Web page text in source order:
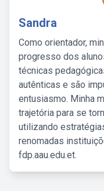
Sandra
Como orientador,
progresso dos
técnicas
autênticas e são
entusiasmo. Minha
trajetória para se
utilizando
renomadas
fdp.aau.edu.et.